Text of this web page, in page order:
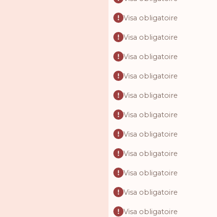
Visa obligatoire
Visa obligatoire
Visa obligatoire
Visa obligatoire
Visa obligatoire
Visa obligatoire
Visa obligatoire
Visa obligatoire
Visa obligatoire
Visa obligatoire
Visa obligatoire